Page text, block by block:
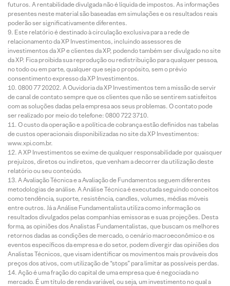
futuros. A rentabilidade divulgada não é líquida de impostos. As informações
presentes neste material são baseadas em simulações e os resultados reais
poderão ser significativamente diferentes.
Este relatório é destinado à circulação exclusiva para a rede de
relacionamento da XP Investimentos, incluindo assessores de
investimentos da XP e clientes da XP, podendo também ser divulgado no site
da XP. Fica proibida sua reprodução ou redistribuição para qualquer pessoa,
no todo ou em parte, qualquer que seja o propósito, sem o prévio
consentimento expresso da XP Investimentos.
0800 77 20202. A Ouvidoria da XP Investimentos tem a missão de servir
de canal de contato sempre que os clientes que não se sentirem satisfeitos
com as soluções dadas pela empresa aos seus problemas. O contato pode
ser realizado por meio do telefone: 0800 722 3710.
O custo da operação e a política de cobrança estão definidos nas tabelas
de custos operacionais disponibilizadas no site da XP Investimentos:
www.xpi.com.br.
A XP Investimentos se exime de qualquer responsabilidade por quaisquer
prejuízos, diretos ou indiretos, que venham a decorrer da utilização deste
relatório ou seu conteúdo.
A Avaliação Técnica e a Avaliação de Fundamentos seguem diferentes
metodologias de análise. A Análise Técnica é executada seguindo conceitos
como tendência, suporte, resistência, candles, volumes, médias móveis
entre outros. Já a Análise Fundamentalista utiliza como informação os
resultados divulgados pelas companhias emissoras e suas projeções. Desta
forma, as opiniões dos Analistas Fundamentalistas, que buscam os melhores
retornos dadas as condições de mercado, o cenário macroeconômico e os
eventos específicos da empresa e do setor, podem divergir das opiniões dos
Analistas Técnicos, que visam identificar os movimentos mais prováveis dos
preços dos ativos, com utilização de “stops” para limitar as possíveis perdas.
Ação é uma fração do capital de uma empresa que é negociada no
mercado. É um título de renda variável, ou seja, um investimento no qual a